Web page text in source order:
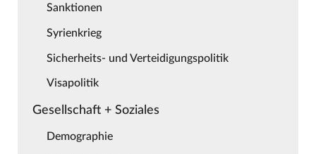
Sanktionen
Syrienkrieg
Sicherheits- und Verteidigungspolitik
Visapolitik
Gesellschaft + Soziales
Demographie